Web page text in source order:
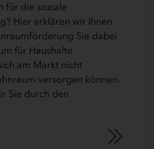
für die soziale
Hier erklären wir Ihnen
Sie dabei
für Haushalte
am Markt nicht
versorgen können.
Sie durch den